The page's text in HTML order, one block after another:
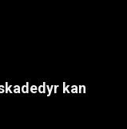
kan